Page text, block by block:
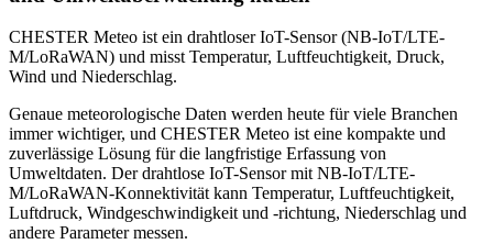
CHESTER Meteo ist ein drahtloser IoT-Sensor (NB-IoT/LTE-
M/LoRaWAN) und misst Temperatur, Luftfeuchtigkeit, Druck,
Wind und Niederschlag.
Genaue meteorologische Daten werden heute für viele Branchen
immer wichtiger, und CHESTER Meteo ist eine kompakte und
zuverlässige Lösung für die langfristige Erfassung von
Umweltdaten. Der drahtlose IoT-Sensor mit NB-IoT/LTE-
M/LoRaWAN-Konnektivität kann Temperatur, Luftfeuchtigkeit,
Luftdruck, Windgeschwindigkeit und -richtung, Niederschlag und
andere Parameter messen.